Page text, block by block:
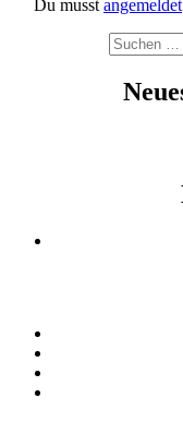
Du musst angemeldet
Suchen
nach: